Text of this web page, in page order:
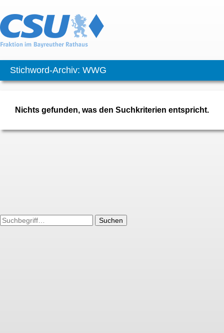
Stichword-Archiv: WWG
Nichts gefunden, was den Suchkriterien entspricht.
Suchen